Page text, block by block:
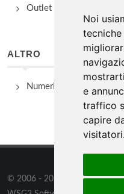
Noi
e
traffico
capire
visitatori.
Outlet e spacci aziendali
ALTRO
Numeri Utili
© 2006 - 2026 WSG3 STUDIO